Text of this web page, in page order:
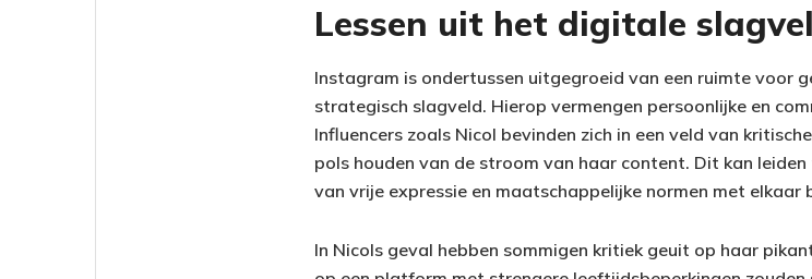
Lessen uit het digitale
Instagram is ondertussen uitgegroeid van een ruimte voor
strategisch slagveld. Hierop vermengen persoonlijke en
Influencers zoals Nicol bevinden zich in een veld van
pols houden van de stroom van haar content. Dit kan
van vrije expressie en maatschappelijke normen met elkaar
In Nicols geval hebben sommigen kritiek geuit op haar